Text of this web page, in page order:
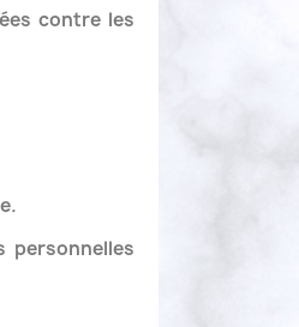
contre les
personnelles